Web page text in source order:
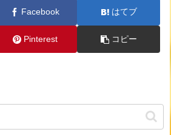
Facebook はてブ
Pinterest コピー